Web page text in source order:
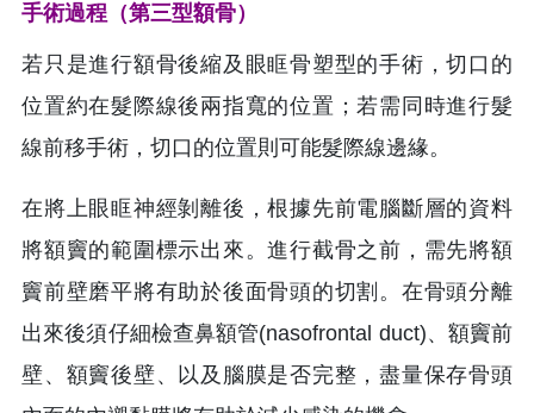
手術過程（第三型額骨）
若只是進行額骨後縮及眼眶骨塑型的手術，切口的
位置約在髮際線後兩指寬的位置；若需同時進行髮
線前移手術，切口的位置則可能髮際線邊緣。
在將上眼眶神經剝離後，根據先前電腦斷層的資料
將額竇的範圍標示出來。進行截骨之前，需先將額
竇前壁磨平將有助於後面骨頭的切割。在骨頭分離
出來後須仔細檢查鼻額管(nasofrontal duct)、額竇前
壁、額竇後壁、以及腦膜是否完整，盡量保存骨頭